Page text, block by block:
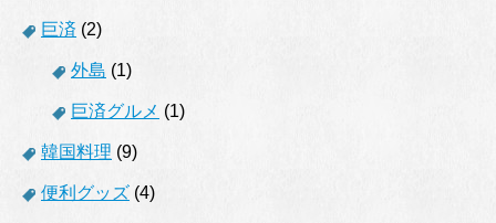
巨済 (2)
外島 (1)
巨済グルメ (1)
韓国料理 (9)
便利グッズ (4)